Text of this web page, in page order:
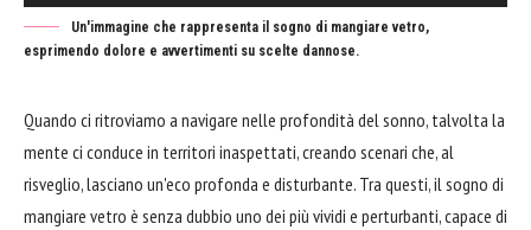
Un'immagine che rappresenta il sogno di mangiare vetro,
esprimendo dolore e avvertimenti su scelte dannose.
Quando ci ritroviamo a navigare nelle profondità del sonno, talvolta la
mente ci conduce in territori inaspettati, creando scenari che, al
risveglio, lasciano un'eco profonda e disturbante. Tra questi, il sogno di
mangiare vetro è senza dubbio uno dei più vividi e perturbanti, capace di